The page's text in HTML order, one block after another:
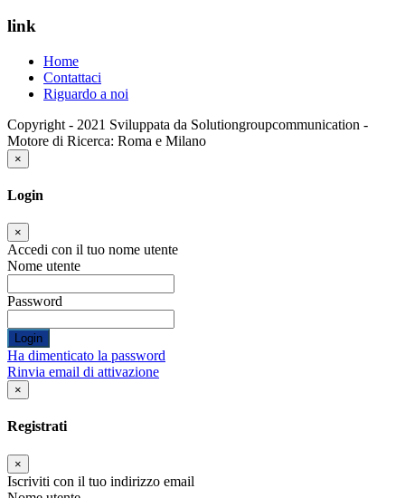
link
Home
Contattaci
Riguardo a noi
Copyright - 2021 Sviluppata da Solutiongroupcommunication -
Motore di Ricerca: Roma e Milano
×
Login
×
Accedi con il tuo nome utente
Nome utente
Password
Login
Ha dimenticato la password
Rinvia email di attivazione
×
Registrati
×
Iscriviti con il tuo indirizzo email